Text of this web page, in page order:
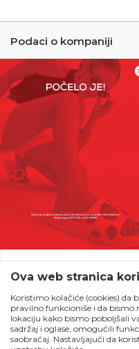
SVE UPOLA CIJENE!
Čekanju je kraj!
Počela je omiljena
ljetna akcija u Obući
Metro!
Podaci o kompaniji
Informacije
Korisnički servis
Newsletter
Budite u toku sa
Zapratite nas
Ova web stranica
Koristimo kolačiće (cookies) da
pravilno funkcioniše i da
lokaciju kako bismo poboljšali
sadržaj i oglase, omogućili
saobraćaj. Nastavljajući da